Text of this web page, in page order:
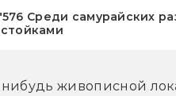
Среди самурайских
нибудь живописной